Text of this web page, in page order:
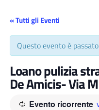
« Tutti gli Eventi
Questo evento è
Loano pulizia
De Amicis- Via
Evento ricorrente